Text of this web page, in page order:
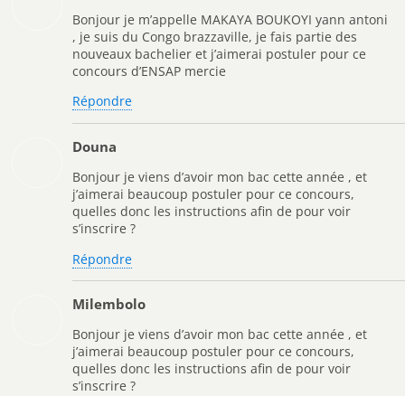
Bonjour je m’appelle MAKAYA BOUKOYI yann antoni
, je suis du Congo brazzaville, je fais partie des
nouveaux bachelier et j’aimerai postuler pour ce
concours d’ENSAP mercie
Répondre
Douna
Bonjour je viens d’avoir mon bac cette année , et
j’aimerai beaucoup postuler pour ce concours,
quelles donc les instructions afin de pour voir
s’inscrire ?
Répondre
Milembolo
Bonjour je viens d’avoir mon bac cette année , et
j’aimerai beaucoup postuler pour ce concours,
quelles donc les instructions afin de pour voir
s’inscrire ?